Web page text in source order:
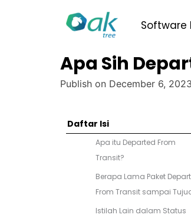
Software
Apa Sih
Publish on December 6, 2023
Daftar Isi
Apa itu Departed From
Transit?
Berapa Lama Paket
From Transit sampai
Istilah Lain dalam Status